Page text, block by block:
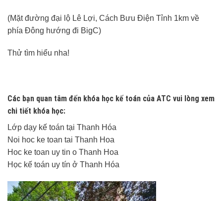
(Mặt đường đại lộ Lê Lợi, Cách Bưu Điện Tỉnh 1km về
phía Đông hướng đi BigC)
Thử tìm hiểu nha!
Các bạn quan tâm đến khóa học kế toán của ATC vui lòng xem
chi tiết khóa học:
Lớp dạy kế toán tại Thanh Hóa
Noi hoc ke toan tai Thanh Hoa
Hoc ke toan uy tin o Thanh Hoa
Học kế toán uy tín ở Thanh Hóa